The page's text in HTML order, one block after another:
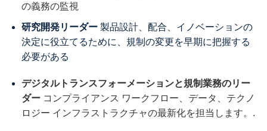
の義務の監視
研究開発リーダー製品設計、配合、イノベーションの
決定に役立てるために、規制の変更を早期に把握する
必要がある
デジタルトランスフォーメーションと規制業務のリー
ダーコンプライアンス ワークフロー、データ、テクノ
ロジー インフラストラクチャの最新化を担当します。.